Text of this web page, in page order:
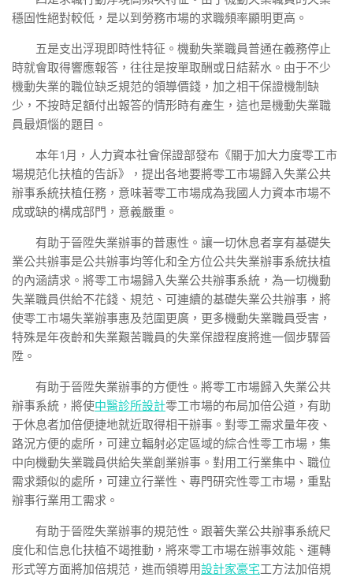
穩固性絕對較低，是以到勞務市場的求職頻率顯明更高。
五是支出浮現即時性特征。機動失業職員普通在義務停止
時就會取得響應報答，往往是按單取酬或日結薪水。由于不少
機動失業的職位缺乏規范的領導價錢，加之相干保證機制缺
少，不按時足額付出報答的情形時有產生，這也是機動失業職
員最煩惱的題目。
本年1月，人力資本社會保證部發布《關于加大力度零工市
場規范化扶植的告訴》，提出各地要將零工市場歸入失業公共
辦事系統扶植任務，意味著零工市場成為我國人力資本市場不
成或缺的構成部門，意義嚴重。
有助于晉陞失業辦事的普惠性。讓一切休息者享有基礎失
業公共辦事是公共辦事均等化和全方位公共失業辦事系統扶植
的內涵請求。將零工市場歸入失業公共辦事系統，為一切機動
失業職員供給不花錢、規范、可連續的基礎失業公共辦事，將
使零工市場失業辦事惠及范圍更廣，更多機動失業職員受害，
特殊是年夜齡和失業艱苦職員的失業保證程度將進一個步驟晉
陞。
有助于晉陞失業辦事的方便性。將零工市場歸入失業公共
辦事系統，將使中醫診所設計零工市場的布局加倍公道，有助
于休息者加倍便捷地就近取得相干辦事。對零工需求量年夜、
路況方便的處所，可建立輻射必定區域的綜合性零工市場，集
中向機動失業職員供給失業創業辦事。對用工行業集中、職位
需求類似的處所，可建立行業性、專門研究性零工市場，重點
辦事行業用工需求。
有助于晉陞失業辦事的規范性。跟著失業公共辦事系統尺
度化和信息化扶植不竭推動，將來零工市場在辦事效能、運轉
形式等方面將加倍規范，進而領導用設計家豪宅工方法加倍規